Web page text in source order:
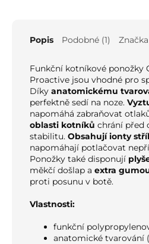
Popis Podobné (1) Značka
Funkční kotníkové ponožky
Proactive jsou vhodné pro
Díky anatomickému
perfektně sedí na noze.
napomáhá zabraňovat
oblasti kotníků chrání před
stabilitu. Obsahují ionty
napomáhají potlačovat
Ponožky také disponují
měkčí došlap a extra
proti posunu v botě.
Vlastnosti:
funkční
anatomické tvarování